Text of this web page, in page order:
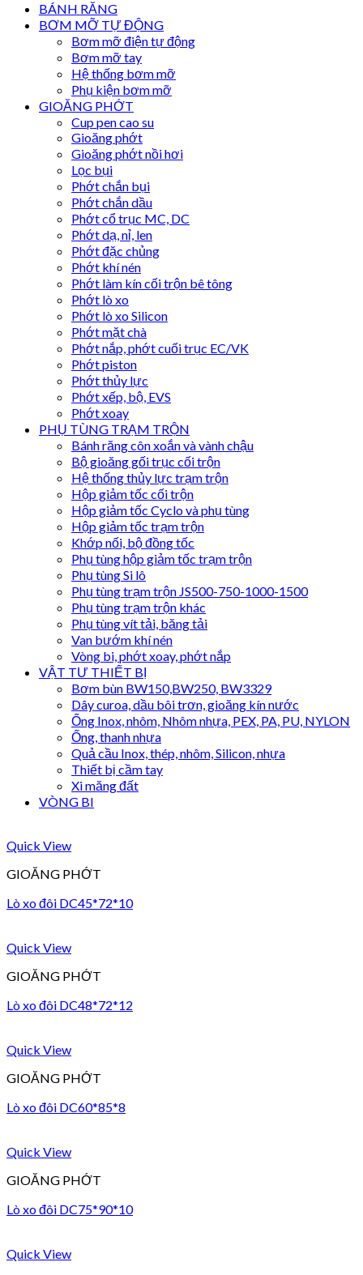
BÁNH RĂNG
BƠM MỠ TỰ ĐỘNG
Bơm mỡ điện tự động
Bơm mỡ tay
Hệ thống bơm mỡ
Phụ kiện bơm mỡ
GIOĂNG PHỚT
Cup pen cao su
Gioăng phớt
Gioăng phớt nồi hơi
Lọc bụi
Phớt chắn bụi
Phớt chắn dầu
Phớt cổ trục MC, DC
Phớt dạ, nỉ, len
Phớt đặc chủng
Phớt khí nén
Phớt làm kín cối trộn bê tông
Phớt lò xo
Phớt lò xo Silicon
Phớt mặt chà
Phớt nắp, phớt cuối trục EC/VK
Phớt piston
Phớt thủy lực
Phớt xếp, bộ, EVS
Phớt xoay
PHỤ TÙNG TRẠM TRỘN
Bánh răng côn xoắn và vành chậu
Bộ gioăng gối trục cối trộn
Hệ thống thủy lực trạm trộn
Hộp giảm tốc cối trộn
Hộp giảm tốc Cyclo và phụ tùng
Hộp giảm tốc trạm trộn
Khớp nối, bộ đồng tốc
Phụ tùng hộp giảm tốc trạm trộn
Phụ tùng Si lô
Phụ tùng trạm trộn JS500-750-1000-1500
Phụ tùng trạm trộn khác
Phụ tùng vít tải, băng tải
Van bướm khí nén
Vòng bi, phớt xoay, phớt nắp
VẬT TƯ THIẾT BỊ
Bơm bùn BW150,BW250, BW3329
Dây curoa, dầu bôi trơn, gioăng kín nước
Ống Inox, nhôm, Nhôm nhựa, PEX, PA, PU, NYLON
Ống, thanh nhựa
Quả cầu Inox, thép, nhôm, Silicon, nhựa
Thiết bị cầm tay
Xi măng đất
VÒNG BI
Quick View
GIOĂNG PHỚT
Lò xo đôi DC45*72*10
Quick View
GIOĂNG PHỚT
Lò xo đôi DC48*72*12
Quick View
GIOĂNG PHỚT
Lò xo đôi DC60*85*8
Quick View
GIOĂNG PHỚT
Lò xo đôi DC75*90*10
Quick View